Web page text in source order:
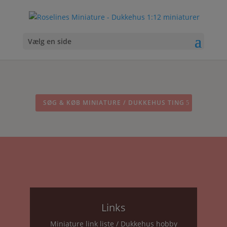
Vælg en side
SØG & KØB MINIATURE / DUKKEHUS TING
Links
Miniature link liste / Dukkehus hobby